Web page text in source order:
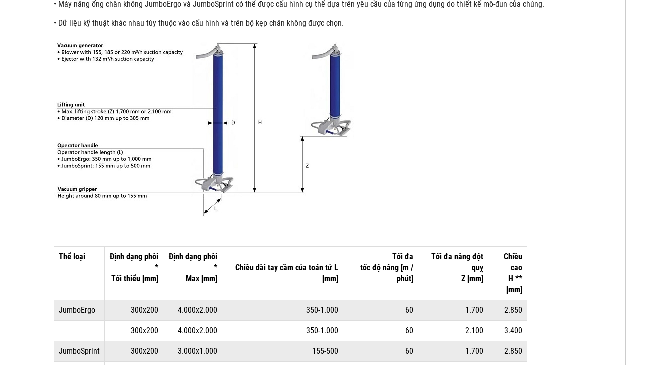
• Máy nâng ống chân không JumboErgo và JumboSprint có thể được cấu hình cụ thể dựa trên yêu cầu của từng ứng dụng do thiết kế mô-đun của chúng.
• Dữ liệu kỹ thuật khác nhau tùy thuộc vào cấu hình và trên bộ kẹp chân không được chọn.
Thể loại
Định dạng phôi
*
Tối thiểu [mm]
Định dạng phôi
*
Max [mm]
Chiều dài tay cầm của toán tử L
[mm]
Tối đa
tốc độ nâng [m /
phút]
Tối đa nâng đột
quỵ
Z [mm]
Chiều
cao
H **
[mm]
JumboErgo 300x200 4.000x2.000 350-1.000 60 1.700 2.850
300x200 4.000x2.000 350-1.000 60 2.100 3.400
JumboSprint 300x200 3.000x1.000 155-500 60 1.700 2.850